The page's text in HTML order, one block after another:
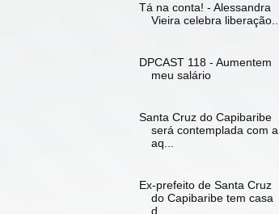
Tá na conta! - Alessandra
Vieira celebra liberação...
DPCAST 118 - Aumentem
meu salário
Santa Cruz do Capibaribe
será contemplada com a
aq...
Ex-prefeito de Santa Cruz
do Capibaribe tem casa
d...